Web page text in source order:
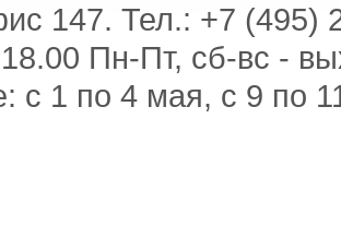
147. Тел.: +7 (495)
Пн-Пт, сб-вс -
с 1 по 4 мая, с 9 по